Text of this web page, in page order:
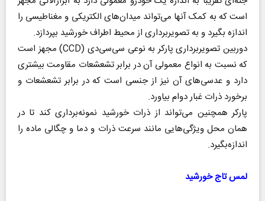
است که به کمک آنها می‌تواند میدان‌های الکتریکی و مغناطیسی را
اندازه بگیرد و به تصویربرداری از محیط اطراف خورشید بپردازد.
دوربین تصویربرداری پارکر به نوعی سی‌سی‌دی (CCD) مجهز است
که نسبت به انواع معمولی آن در برابر تشعشعات مقاومت بیشتری
دارد و عدسی‌های آن نیز از جنسی است که در برابر تشعشعات و
برخورد ذرات غبار دوام بیاورد.
پارکر همچنین می‌تواند از ذرات خورشید نمونه‌برداری کند تا در
همان محل ویژگی‌هایی مانند سرعت ذرات و دما و چگالی ماده را
اندازه‌بگیرد.
لمس تاج خورشید